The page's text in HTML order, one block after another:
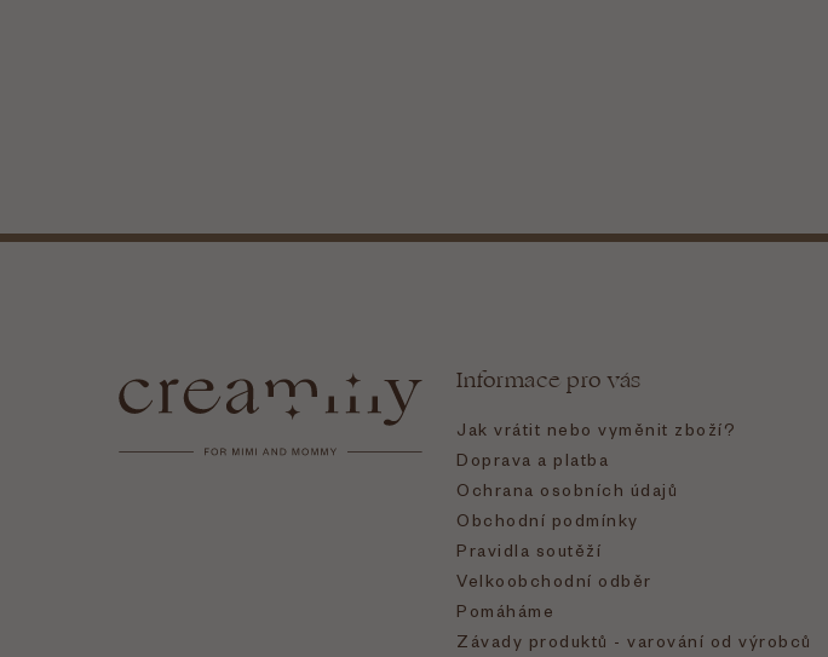
Informace pro vás
Jak vrátit nebo vyměnit zboží?
Doprava a platba
Ochrana osobních údajů
Obchodní podmínky
Pravidla soutěží
Velkoobchodní odběr
Pomáháme
Závady produktů - varování od výrobců